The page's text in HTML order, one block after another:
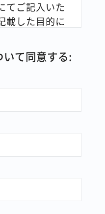
てご記入いた
載した目的に
ご案内などの
お問い合わせ
ゼントの送
ーやイベント
アンケート
て同意する: